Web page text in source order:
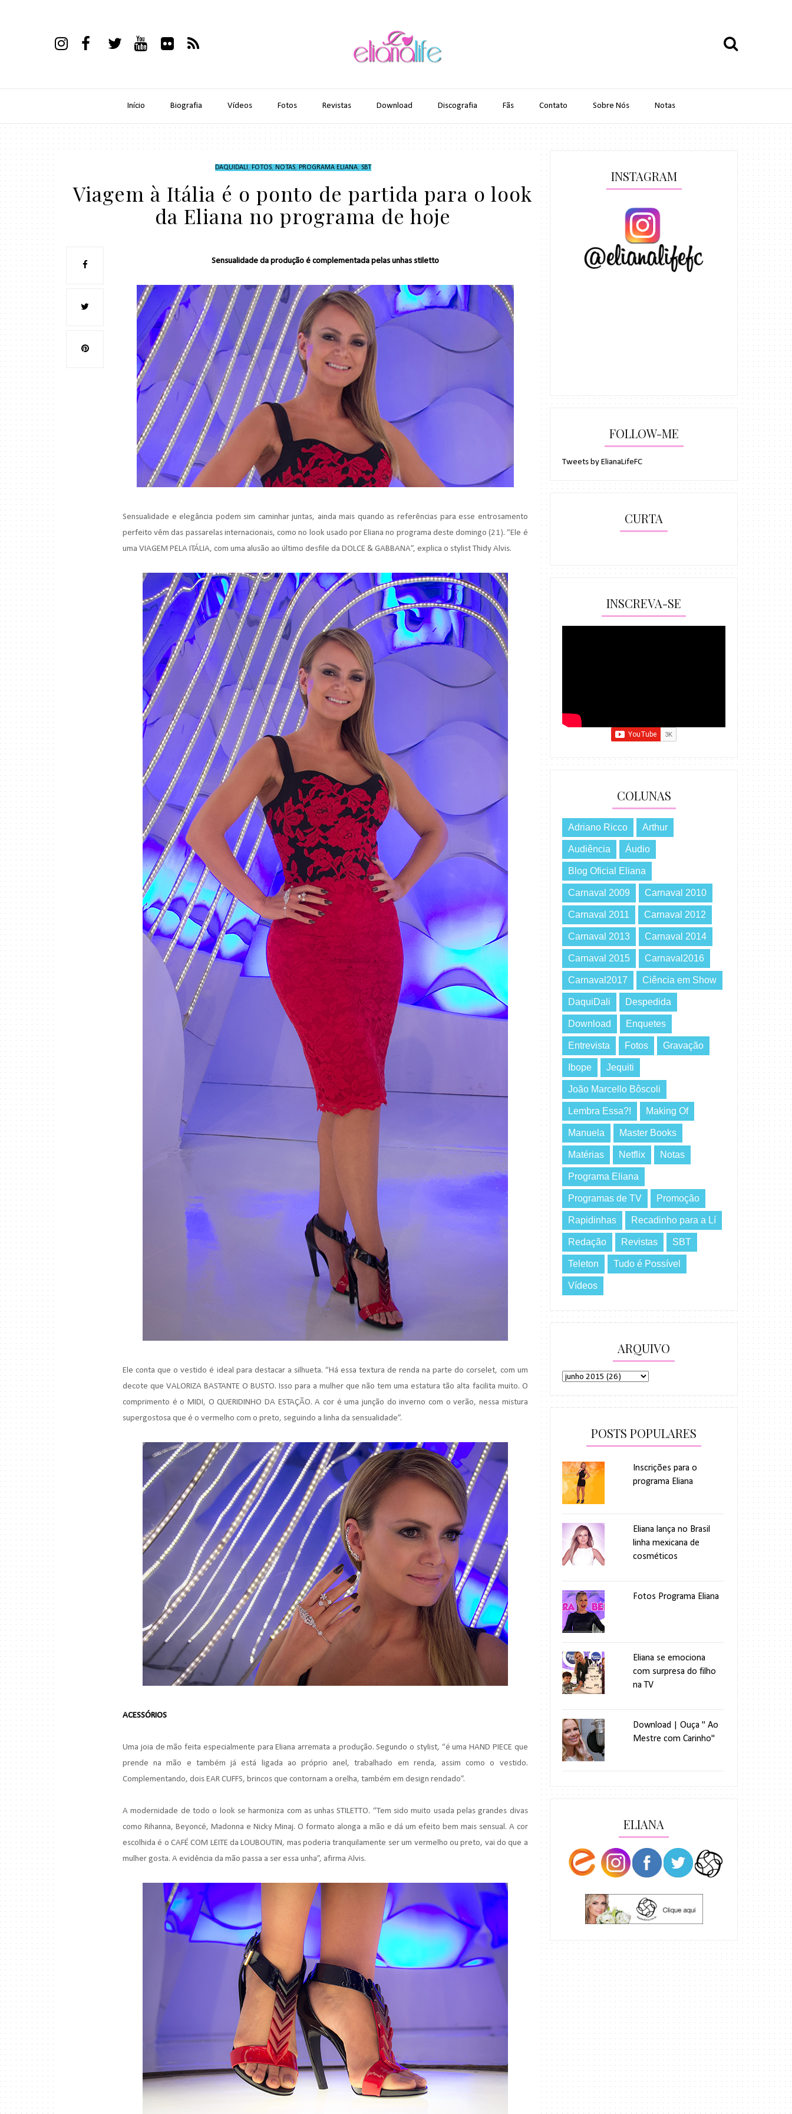
Início Biografia Vídeos Fotos Revistas Download Discografia Fãs Contato Sobre Nós Notas
DAQUIDALI , FOTOS, NOTAS, PROGRAMA ELIANA,SBT
Viagem à Itália é o ponto de partida para o look
da Eliana no programa de hoje
Sensualidade da produção é complementada pelas unhas stiletto
Sensualidade e elegância podem sim caminhar juntas, ainda mais quando as referências para esse entrosamento
perfeito vêm das passarelas internacionais, como no look usado por Eliana no programa deste domingo (21). “Ele é
uma VIAGEM PELA ITÁLIA, com uma alusão ao último desfile da DOLCE & GABBANA”, explica o stylist Thidy Alvis.
Ele conta que o vestido é ideal para destacar a silhueta. “Há essa textura de renda na parte do corselet, com um
decote que VALORIZA BASTANTE O BUSTO. Isso para a mulher que não tem uma estatura tão alta facilita muito. O
comprimento é o MIDI, O QUERIDINHO DA ESTAÇÃO. A cor é uma junção do inverno com o verão, nessa mistura
supergostosa que é o vermelho com o preto, seguindo a linha da sensualidade”.
ACESSÓRIOS
Uma joia de mão feita especialmente para Eliana arremata a produção. Segundo o stylist, “é uma HAND PIECE que
prende na mão e também já está ligada ao próprio anel, trabalhado em renda, assim como o vestido.
Complementando, dois EAR CUFFS, brincos que contornam a orelha, também em design rendado”.
A modernidade de todo o look se harmoniza com as unhas STILETTO. “Tem sido muito usada pelas grandes divas
como Rihanna, Beyoncé, Madonna e Nicky Minaj. O formato alonga a mão e dá um efeito bem mais sensual. A cor
escolhida é o CAFÉ COM LEITE da LOUBOUTIN, mas poderia tranquilamente ser um vermelho ou preto, vai do que a
mulher gosta. A evidência da mão passa a ser essa unha”, afirma Alvis.
INSTAGRAM
FOLLOW-ME
Tweets by ElianaLifeFC
CURTA
INSCREVA-SE
COLUNAS
Adriano Ricco Arthur
Audiência Áudio
Blog Oficial Eliana
Carnaval 2009 Carnaval 2010
Carnaval 2011 Carnaval 2012
Carnaval 2013 Carnaval 2014
Carnaval 2015 Carnaval2016
Carnaval2017 Ciência em Show
DaquiDali Despedida
Download Enquetes
Entrevista Fotos Gravação
Ibope Jequiti
João Marcello Bôscoli
Lembra Essa?! Making Of
Manuela Master Books
Matérias Netflix Notas
Programa Eliana
Programas de TV Promoção
Rapidinhas Recadinho para a Lí
Redação Revistas SBT
Teleton Tudo é Possível
Vídeos
ARQUIVO
POSTS POPULARES
Inscrições para o
programa Eliana
Eliana lança no Brasil
linha mexicana de
cosméticos
Fotos Programa Eliana
Eliana se emociona
com surpresa do filho
na TV
Download | Ouça " Ao
Mestre com Carinho"
ELIANA